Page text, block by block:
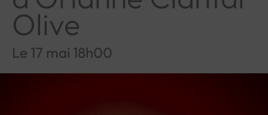
Olive
Le 17 mai 18h00